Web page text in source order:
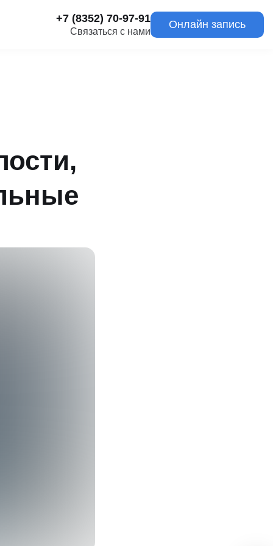
+7 (8352) 70-97-91
Связаться с нами
Онлайн запись